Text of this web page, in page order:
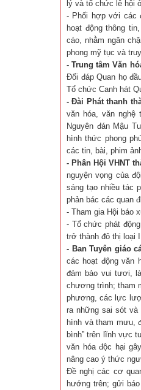
lý và tổ chức lễ hội
- Phối hợp với các
hoạt động thông
cáo, nhằm ngăn
phong mỹ tục và
- Trung tâm Văn
Đối đáp Quan họ
Tổ chức Canh hát
- Đài Phát thanh
văn hóa, văn nghệ
Nguyên đán Mậu
hình thức phong
các tin, bài, phim
- Phân Hội VHNT
nguyện vọng của
sáng tạo nhiều tác
phản bác các quan
- Tham gia Hội báo
- Tổ chức phát
trở thành đô thị loại
- Ban Tuyên giáo
các hoạt động văn
đảm bảo vui tươi,
chương trình; tham
phương, các lực
ra những sai sót và
hình và tham mưu,
bình” trên lĩnh vực
văn hóa độc hại
nâng cao ý thức
Đề nghị các cơ
hướng trên; gửi